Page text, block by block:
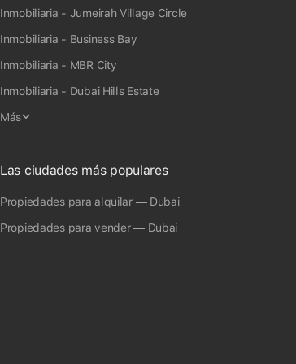
Inmobiliaria - Jumeirah Village Circle
Inmobiliaria - Business Bay
Inmobiliaria - MBR City
Inmobiliaria - Dubai Hills Estate
Más
Las ciudades más populares
Propiedades para alquilar — Dubai
Propiedades para vender — Dubai